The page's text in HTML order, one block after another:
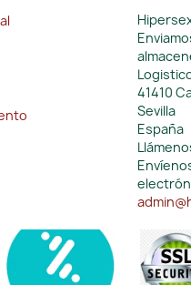
41410
Sevilla
España